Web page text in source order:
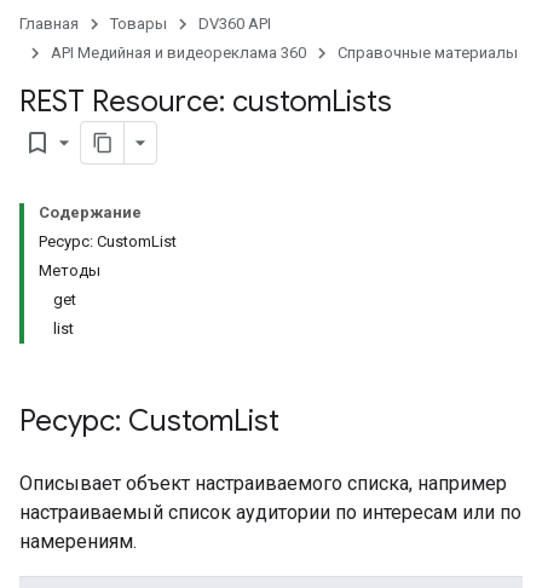
Главная Товары
DV360 API
API Медийная и видеореклама 360
Справочные материалы
REST Resource: customLists
bookmark_border
Содержание
Ресурс: CustomList
Методы
get
list
Ресурс: CustomList
Описывает объект настраиваемого списка, например
настраиваемый список аудитории по интересам или по
намерениям.